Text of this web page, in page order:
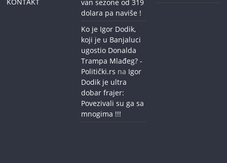
van sezone od 319
dolara pa naviše !
Ko je Igor Dodik,
koji je u Banjaluci
ugostio Donalda
Trampa Mlađeg? -
Politički.rs na Igor
Dodik je ultra
dobar frajer:
Povezivali su ga sa
mnogima !!!